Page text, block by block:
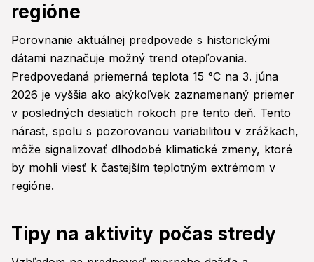
regióne
Porovnanie aktuálnej predpovede s historickými
dátami naznačuje možný trend otepľovania.
Predpovedaná priemerná teplota 15 °C na 3. júna
2026 je vyššia ako akýkoľvek zaznamenaný priemer
v posledných desiatich rokoch pre tento deň. Tento
nárast, spolu s pozorovanou variabilitou v zrážkach,
môže signalizovať dlhodobé klimatické zmeny, ktoré
by mohli viesť k častejším teplotným extrémom v
regióne.
Tipy na aktivity počas stredy